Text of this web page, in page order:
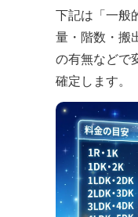
下記は「一般
量・階数・搬
の有無などで
確定します。